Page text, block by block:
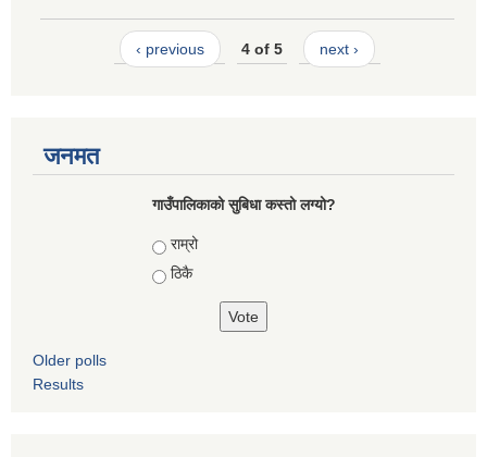
‹ previous 4 of 5 next ›
जनमत
गाउँपालिकाको सुबिधा कस्तो लग्यो?
Choices
राम्रो
ठिकै
Older polls
Results